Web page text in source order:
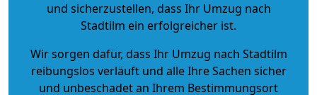
und sicherzustellen, dass Ihr Umzug nach
Stadtilm ein erfolgreicher ist.
Wir sorgen dafür, dass Ihr Umzug nach Stadtilm
reibungslos verläuft und alle Ihre Sachen sicher
und unbeschadet an Ihrem Bestimmungsort